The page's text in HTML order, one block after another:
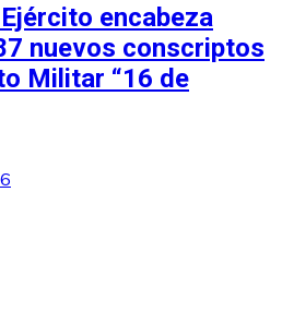
encabeza
nuevos conscriptos
Militar “16 de